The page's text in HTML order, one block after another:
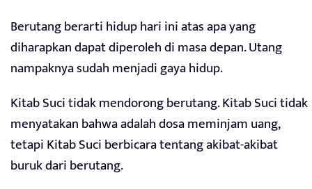
Berutang berarti hidup hari ini atas apa yang
diharapkan dapat diperoleh di masa depan. Utang
nampaknya sudah menjadi gaya hidup.
Kitab Suci tidak mendorong berutang. Kitab Suci tidak
menyatakan bahwa adalah dosa meminjam uang,
tetapi Kitab Suci berbicara tentang akibat-akibat
buruk dari berutang.